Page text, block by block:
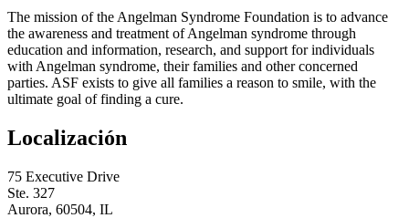
The mission of the Angelman Syndrome Foundation is to advance
the awareness and treatment of Angelman syndrome through
education and information, research, and support for individuals
with Angelman syndrome, their families and other concerned
parties. ASF exists to give all families a reason to smile, with the
ultimate goal of finding a cure.
Localización
75 Executive Drive
Ste. 327
Aurora, 60504, IL